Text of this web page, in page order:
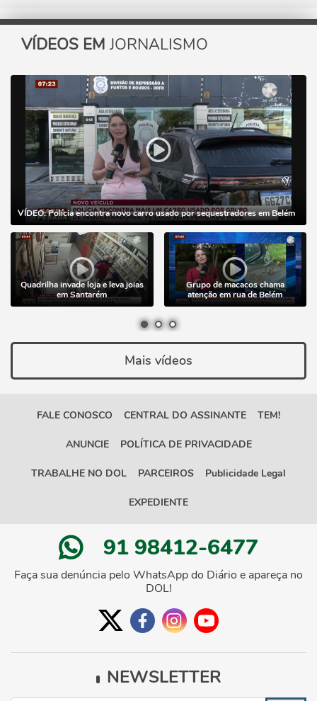
VÍDEOS EMJORNALISMO
VÍDEO: Polícia encontra novo carro usado por sequestradores em Belém
Quadrilha invade loja e leva joias
em Santarém
Grupo de macacos chama
atenção em rua de Belém
Mais vídeos
FALE CONOSCO CENTRAL DO ASSINANTE TEM!
ANUNCIE POLÍTICA DE PRIVACIDADE
TRABALHE NO DOL PARCEIROS Publicidade Legal
EXPEDIENTE
91 98412-6477
Faça sua denúncia pelo WhatsApp do Diário e apareça no
DOL!
NEWSLETTER